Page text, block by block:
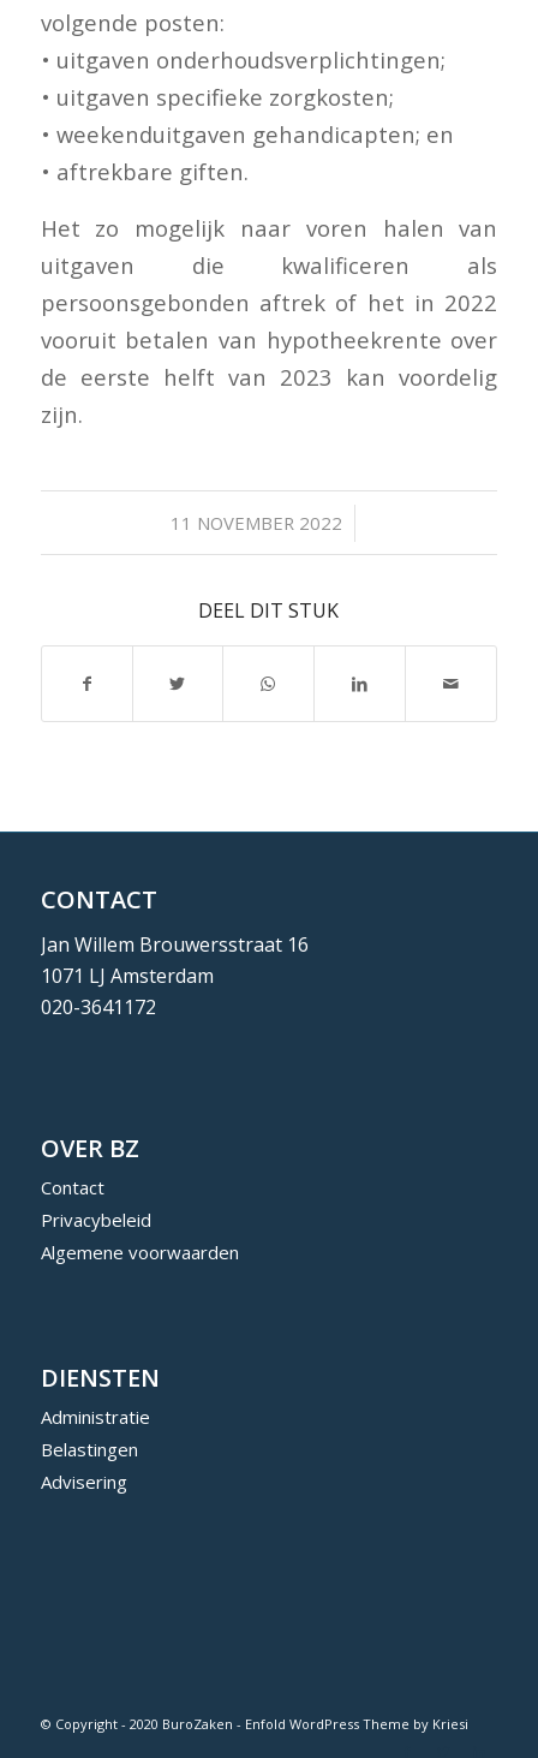
volgende posten:
• uitgaven onderhoudsverplichtingen;
• uitgaven specifieke zorgkosten;
• weekenduitgaven gehandicapten; en
• aftrekbare giften.
Het zo mogelijk naar voren halen van
uitgaven die kwalificeren als
persoonsgebonden aftrek of het in 2022
vooruit betalen van hypotheekrente over
de eerste helft van 2023 kan voordelig
zijn.
11 NOVEMBER 2022
/
DEEL DIT STUK
CONTACT
Jan Willem Brouwersstraat 16
1071 LJ Amsterdam
020-3641172
OVER BZ
Contact
Privacybeleid
Algemene voorwaarden
DIENSTEN
Administratie
Belastingen
Advisering
© Copyright - 2020 BuroZaken - Enfold WordPress Theme by Kriesi